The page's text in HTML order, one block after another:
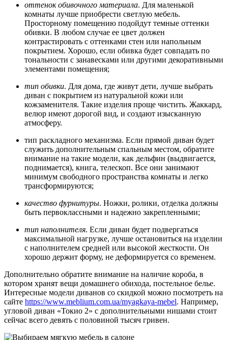
оттенок обивочного материала. Для маленькой
комнаты лучше приобрести светлую мебель.
Просторному помещению подойдут темные оттенки
обивки. В любом случае ее цвет должен
контрастировать с оттенками стен или напольным
покрытием. Хорошо, если обивка будет совпадать по
тональности с занавесками или другими декоративными
элементами помещения;
тип обивки. Для дома, где живут дети, лучше выбрать
диван с покрытием из натуральной кожи или
кожзаменителя. Такие изделия проще чистить. Жаккард,
велюр имеют дорогой вид, и создают изысканную
атмосферу.
тип раскладного механизма. Если прямой диван будет
служить дополнительным спальным местом, обратите
внимание на такие модели, как дельфин (выдвигается,
поднимается), книга, телескоп. Все они занимают
минимум свободного пространства комнаты и легко
трансформируются;
качество фурнитуры. Ножки, ролики, отделка должны
быть первоклассными и надежно закрепленными;
тип наполнителя. Если диван будет подвергаться
максимальной нагрузке, лучше остановиться на изделии
с наполнителем средней или высокой жесткости. Он
хорошо держит форму, не деформируется со временем.
Дополнительно обратите внимание на наличие короба, в
котором хранят вещи домашнего обихода, постельное белье.
Интересные модели диванов со скидкой можно посмотреть на
сайте https://www.meblium.com.ua/myagkaya-mebel. Например,
угловой диван «Токио 2» с дополнительными нишами стоит
сейчас всего девять с половиной тысяч гривен.